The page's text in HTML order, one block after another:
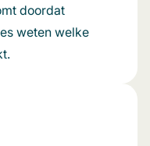
doordat
weten welke